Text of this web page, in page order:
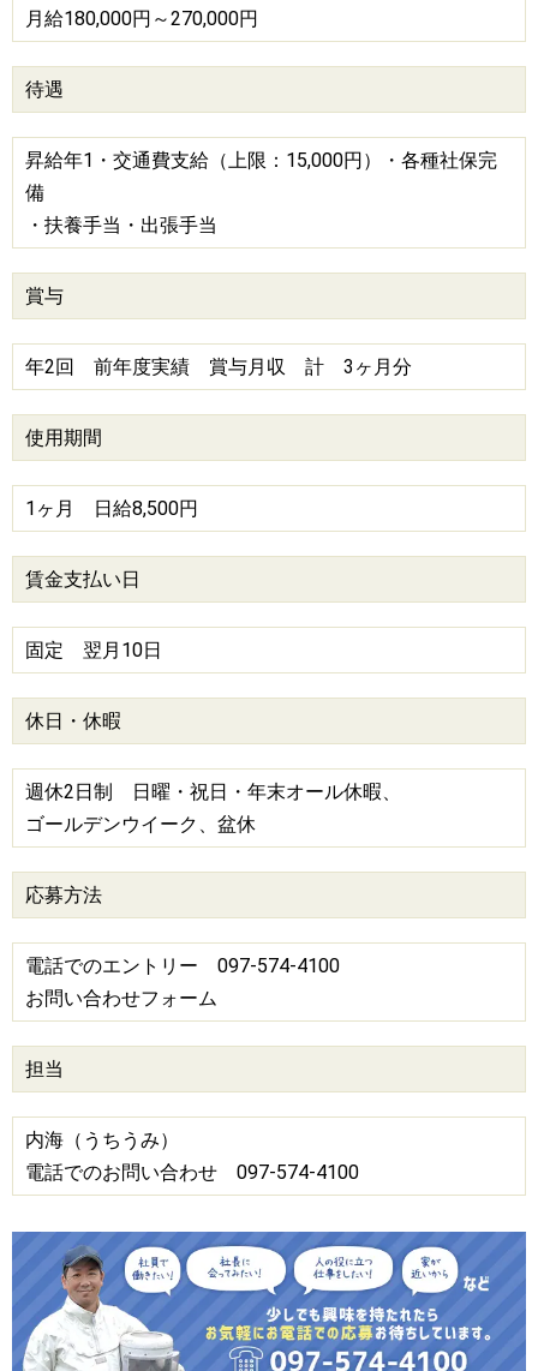
月給180,000円～270,000円
待遇
昇給年1・交通費支給（上限：15,000円）・各種社保完
備
・扶養手当・出張手当
賞与
年2回 前年度実績 賞与月収 計 3ヶ月分
使用期間
1ヶ月 日給8,500円
賃金支払い日
固定 翌月10日
休日・休暇
週休2日制 日曜・祝日・年末オール休暇、
ゴールデンウイーク、盆休
応募方法
電話でのエントリー 097-574-4100
お問い合わせフォーム
担当
内海（うちうみ）
電話でのお問い合わせ 097-574-4100